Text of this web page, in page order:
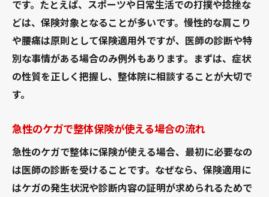
です。たとえば、スポーツや日常生活での打撲や捻挫な
どは、保険対象となることが多いです。慢性的な肩こり
や腰痛は原則として保険適用外ですが、医師の診断や特
別な事情がある場合のみ例外もあります。まずは、症状
の性質を正しく把握し、整体院に相談することが大切で
す。
急性のケガで整体保険が使える場合の流れ
急性のケガで整体に保険が使える場合、最初に必要なの
は医師の診断を受けることです。なぜなら、保険適用に
はケガの発生状況や診断内容の証明が求められるためで